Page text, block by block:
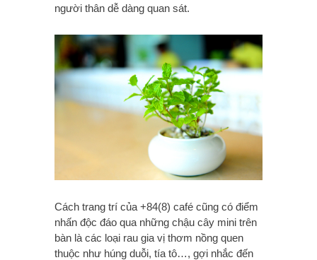
người thân dễ dàng quan sát.
Cách trang trí của +84(8) café cũng có điểm
nhấn độc đáo qua những chậu cây mini trên
bàn là các loại rau gia vị thơm nồng quen
thuộc như húng duỗi, tía tô…, gợi nhắc đến